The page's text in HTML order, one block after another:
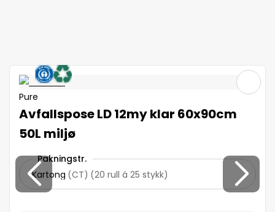
Pure
Avfallspose LD 12my klar 60x90cm
50L miljø
Pakningstr.
Kartong (CT) (20 rull á 25 stykk)